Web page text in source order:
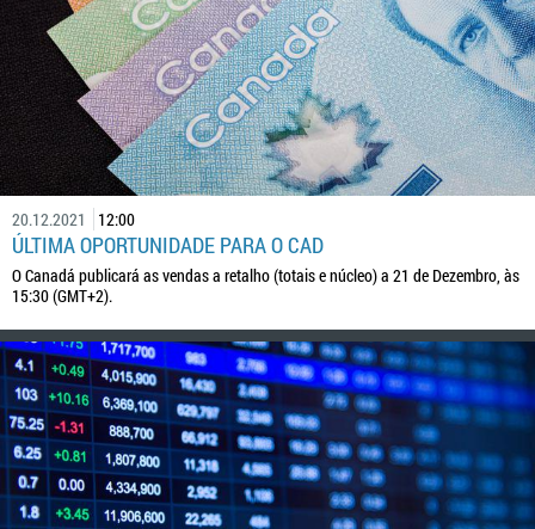
20.12.2021 12:00
ÚLTIMA OPORTUNIDADE PARA O CAD
O Canadá publicará as vendas a retalho (totais e núcleo) a 21 de Dezembro, às
15:30 (GMT+2).